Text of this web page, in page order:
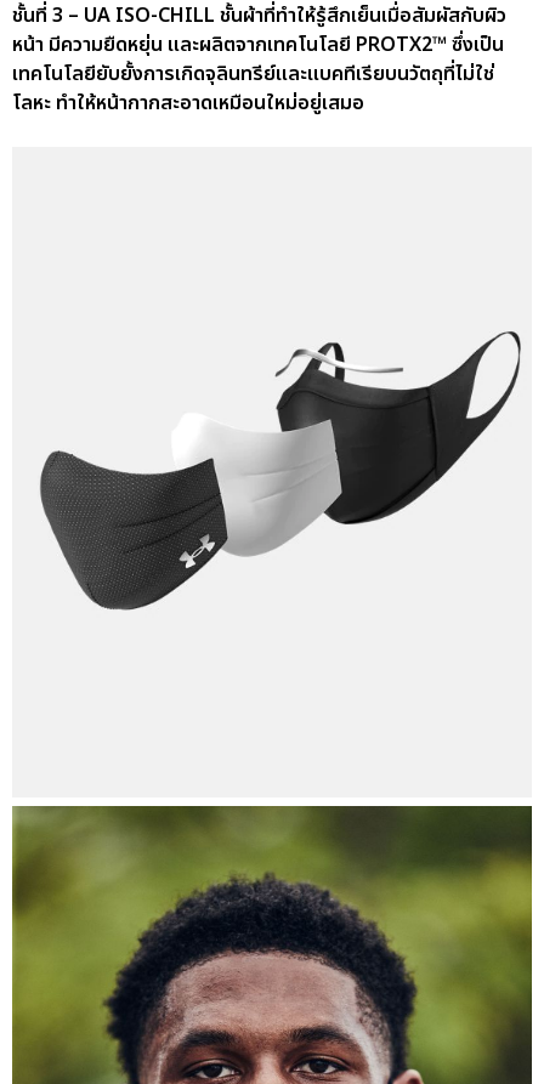
ชั้นที่ 3 – UA ISO-CHILL ชั้นผ้าที่ทำให้รู้สึกเย็นเมื่อสัมผัสกับผิว
หน้า มีความยืดหยุ่น และผลิตจากเทคโนโลยี PROTX2™ ซึ่งเป็น
เทคโนโลยียับยั้งการเกิดจุลินทรีย์และแบคทีเรียบนวัตถุที่ไม่ใช่
โลหะ ทำให้หน้ากากสะอาดเหมือนใหม่อยู่เสมอ